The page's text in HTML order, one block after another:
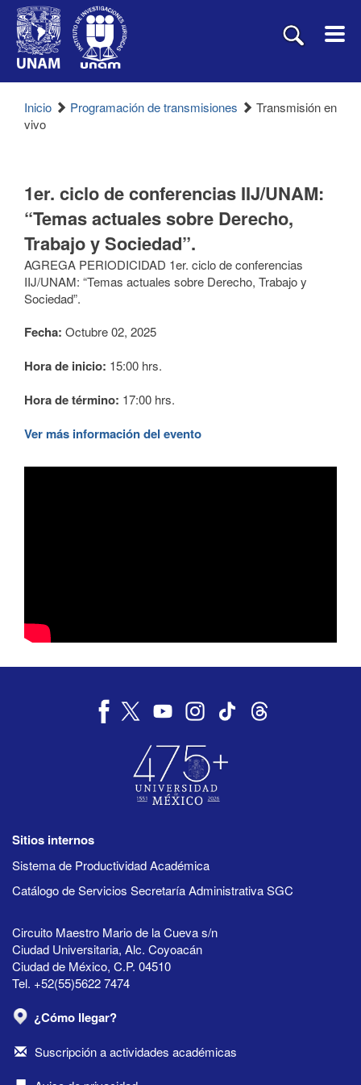
Inicio Programación de transmisiones
Transmisión en
vivo
1er. ciclo de conferencias IIJ/UNAM:
“Temas actuales sobre Derecho,
Trabajo y Sociedad”.
AGREGA PERIODICIDAD 1er. ciclo de conferencias
IIJ/UNAM: “Temas actuales sobre Derecho, Trabajo y
Sociedad”.
Fecha: Octubre 02, 2025
Hora de inicio: 15:00 hrs.
Hora de término: 17:00 hrs.
Ver más información del evento
Sitios internos
Sistema de Productividad Académica
Catálogo de Servicios Secretaría Administrativa SGC
Circuito Maestro Mario de la Cueva s/n
Ciudad Universitaria, Alc. Coyoacán
Ciudad de México, C.P. 04510
Tel. +52(55)5622 7474
¿Cómo llegar?
Suscripción a actividades académicas